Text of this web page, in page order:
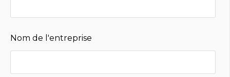
Nom de l'entreprise